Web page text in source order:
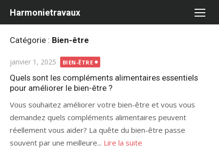
Harmonietravaux
Catégorie : Bien-être
Publié
le
janvier 1, 2025 BIEN-ÊTRE
Quels sont les compléments alimentaires essentiels
pour améliorer le bien-être ?
Vous souhaitez améliorer votre bien-être et vous vous
demandez quels compléments alimentaires peuvent
réellement vous aider? La quête du bien-être passe
souvent par une meilleure... Lire la suite